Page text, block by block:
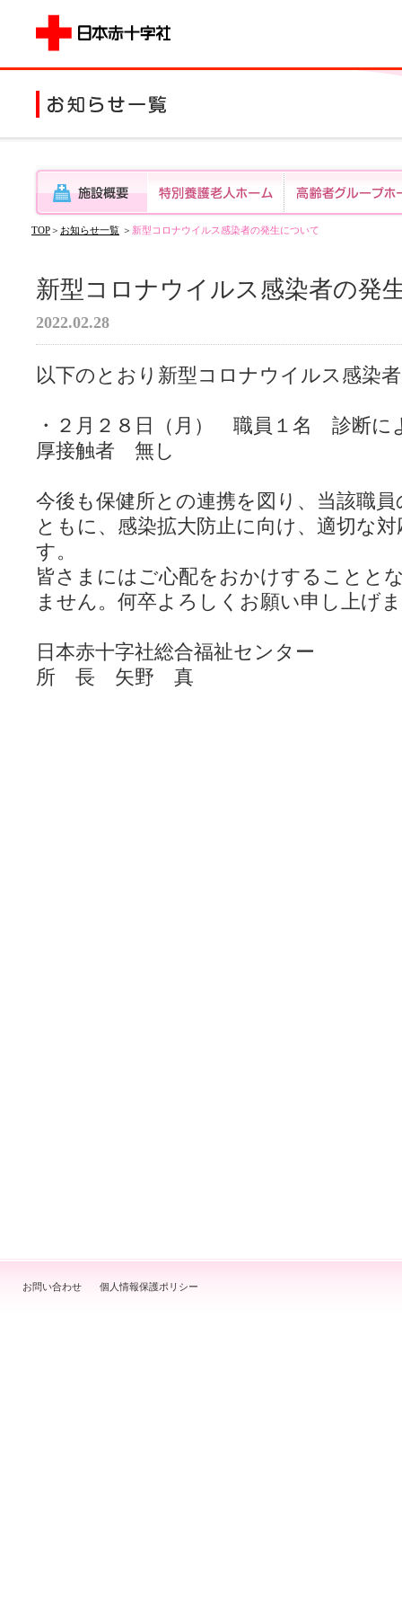
TOP ＞ お知らせ一覧 ＞ 新型コロナウイルス感染者の発生について
新型コロナウイルス感染者の発
2022.02.28
以下のとおり新型コロナウイルス感染
・２月２８日（月） 職員１名 診断
厚接触者 無し
今後も保健所との連携を図り、当該職
ともに、感染拡大防止に向け、適切な
す。
皆さまにはご心配をおかけすることと
ません。何卒よろしくお願い申し上げ
日本赤十字社総合福祉センター
所 長 矢野 真
お問い合わせ 個人情報保護ポリシー